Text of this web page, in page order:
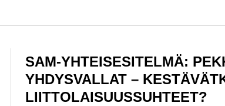
SAM-YHTEISESITELMÄ:
YHDYSVALLAT –
LIITTOLAISUUSSUHTEET?